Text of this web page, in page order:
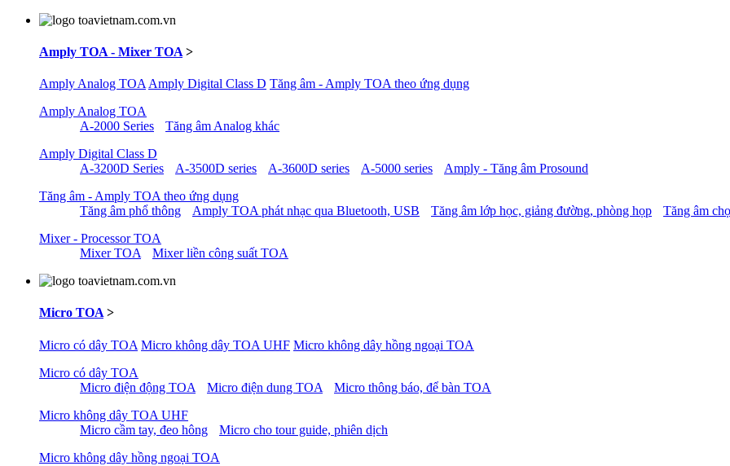
Amply TOA - Mixer TOA >
Amply Analog TOA Amply Digital Class D Tăng âm - Amply TOA theo ứng dụng
Amply Analog TOA
A-2000 Series
Tăng âm Analog khác
Amply Digital Class D
A-3200D Series
A-3500D series A-3600D series A-5000 series
Amply - Tăng âm Prosound
Tăng âm - Amply TOA theo ứng dụng
Tăng âm phổ thông
Amply TOA phát nhạc qua Bluetooth, USB Tăng âm lớp học, giảng đường, phòng họp Tăng âm
Mixer - Processor TOA
Mixer TOA
Mixer liền công suất TOA
Micro TOA >
Micro có dây TOA Micro không dây TOA UHF Micro không dây hồng ngoại TOA
Micro có dây TOA
Micro điện động TOA
Micro điện dung TOA
Micro thông báo, để bàn TOA
Micro không dây TOA UHF
Micro cầm tay, đeo hông
Micro cho tour guide, phiên dịch
Micro không dây hồng ngoại TOA